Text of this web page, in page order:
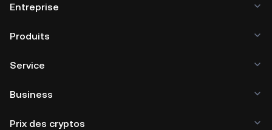
Entreprise
Produits
Service
Business
Prix des cryptos